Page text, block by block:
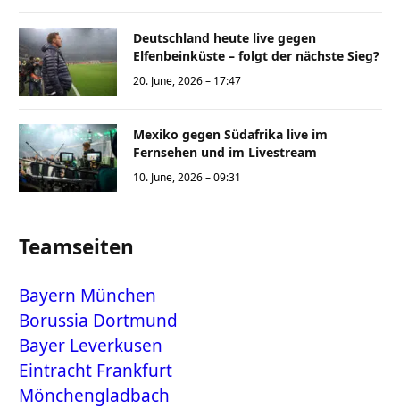
Deutschland heute live gegen
Elfenbeinküste – folgt der nächste Sieg?
20. June, 2026 – 17:47
Mexiko gegen Südafrika live im
Fernsehen und im Livestream
10. June, 2026 – 09:31
Teamseiten
Bayern München
Borussia Dortmund
Bayer Leverkusen
Eintracht Frankfurt
Mönchengladbach